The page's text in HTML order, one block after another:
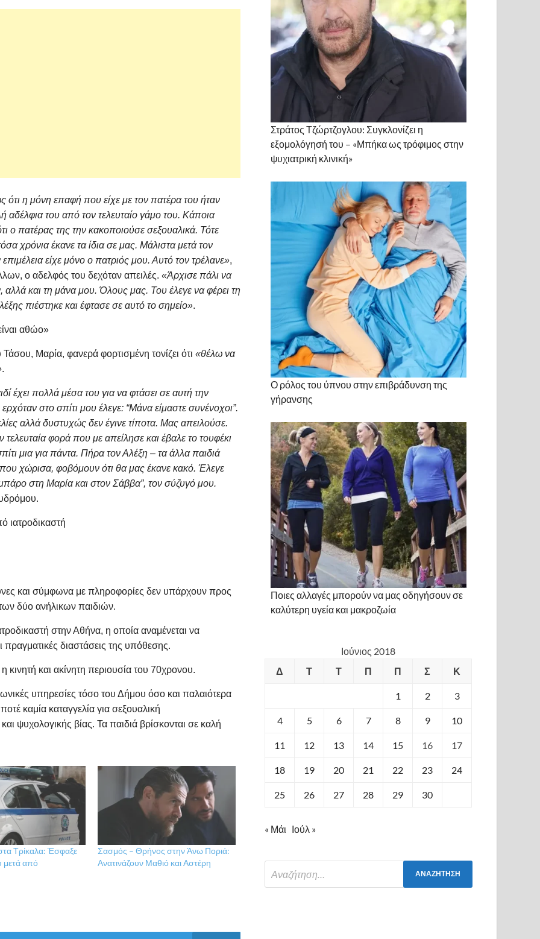
η μόνη επαφή που είχε με τον πατέρα του ήταν
αδέλφια του από τον τελευταίο γάμο του. Κάποια
ο πατέρας της την κακοποιούσε σεξουαλικά. Τότε
χρόνια έκανε τα ίδια σε μας. Μάλιστα μετά τον
είχε μόνο ο πατριός μου. Αυτό τον τρέλανε»,
ο αδελφός του δεχόταν απειλές. «Άρχισε πάλι να
αλλά και τη μάνα μου. Όλους μας. Του έλεγε να φέρει τη
πιέστηκε και έφτασε σε αυτό το σημείο».
αθώο»
Μαρία, φανερά φορτισμένη τονίζει ότι «θέλω να
.
έχει πολλά μέσα του για να φτάσει σε αυτή την
στο σπίτι μου έλεγε: “Μάνα είμαστε συνένοχοι”.
αλλά δυστυχώς δεν έγινε τίποτα. Μας απειλούσε.
φορά που με απείλησε και έβαλε το τουφέκι
μια για πάντα. Πήρα τον Αλέξη – τα άλλα παιδιά
χώρισα, φοβόμουν ότι θα μας έκανε κακό. Έλεγε
στη Μαρία και στον Σάββα”, τον σύζυγό μου.
ιατροδικαστή
και σύμφωνα με πληροφορίες δεν υπάρχουν προς
δύο ανήλικων παιδιών.
στην Αθήνα, η οποία αναμένεται να
διαστάσεις της υπόθεσης.
και ακίνητη περιουσία του 70χρονου.
υπηρεσίες τόσο του Δήμου όσο και παλαιότερα
καμία καταγγελία για σεξουαλική
ψυχολογικής βίας. Τα παιδιά βρίσκονται σε καλή
Τρίκαλα: Έσφαξε
μετά από
Σασμός – Θρήνος στην Άνω Ποριά:
Ανατινάζουν Μαθιό και Αστέρη
Στράτος Τζώρτζογλου: Συγκλονίζει η
εξομολόγησή του – «Μπήκα ως τρόφιμος στην
ψυχιατρική κλινική»
Ο ρόλος του ύπνου στην επιβράδυνση της
γήρανσης
Ποιες αλλαγές μπορούν να μας οδηγήσουν σε
καλύτερη υγεία και μακροζωία
Ιούνιος 2018
Δ
Τ Τ Π Π Σ Κ
1 2 3
4 5 6 7 8 9 10
11 12 13 14 15 16 17
18 19 20 21 22 23 24
25 26 27 28 29 30
« Μάι Ιούλ »